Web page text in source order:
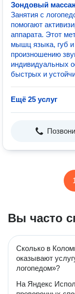
Зондовый
Занятия с
помогают
аппарата. Этот
мышц языка, губ и
произношению
индивидуальных
быстрых и
Ещё 25 услуг
Вы часто
Сколько в
оказывают
логопедом»?
На Яндекс